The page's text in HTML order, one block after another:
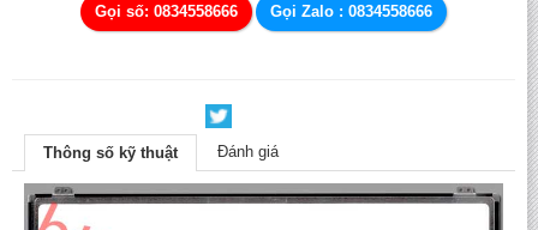
Gọi số: 0834558666 Gọi Zalo : 0834558666
Thông số kỹ thuật Đánh giá